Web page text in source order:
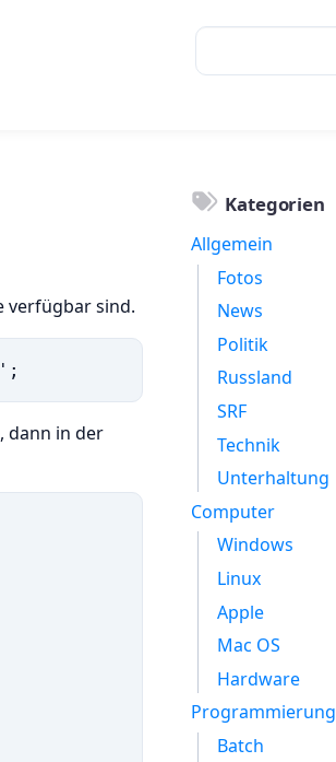
verfügbar sind.
dann in der
Kategorien
Allgemein
Fotos
News
Politik
Russland
SRF
Technik
Unterhaltung
Computer
Windows
Linux
Apple
Mac OS
Hardware
Programmierung
Batch